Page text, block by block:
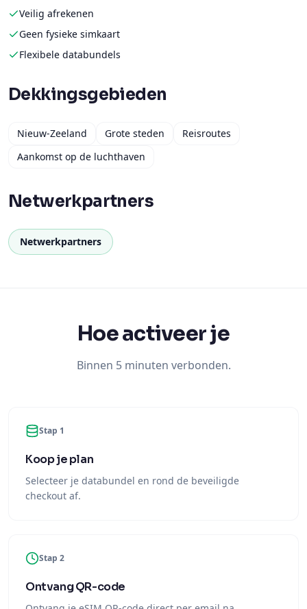
Veilig afrekenen
Geen fysieke simkaart
Flexibele databundels
Dekkingsgebieden
Nieuw-Zeeland Grote steden
Reisroutes
Aankomst op de luchthaven
Netwerkpartners
Netwerkpartners
Hoe activeer je
Binnen 5 minuten verbonden.
Stap 1
Koop je plan
Selecteer je databundel en rond de beveiligde
checkout af.
Stap 2
Ontvang QR-code